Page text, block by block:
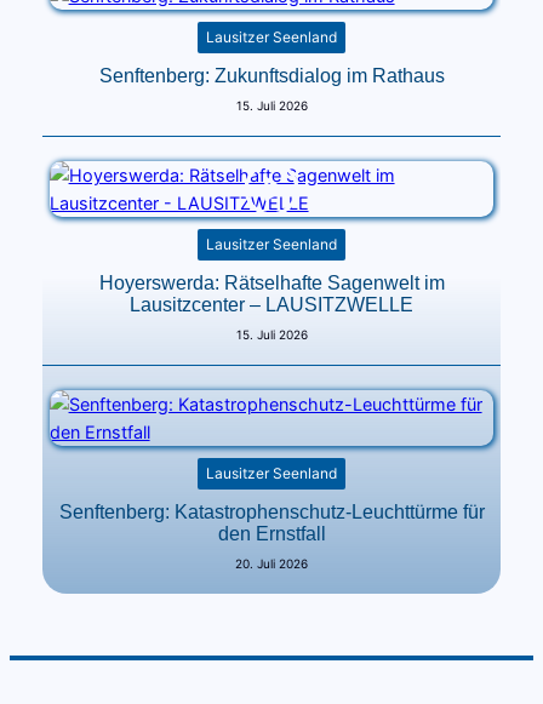
Lausitzer Seenland
Senftenberg: Zukunftsdialog im Rathaus
15. Juli 2026
Lausitzer Seenland
Hoyerswerda: Rätselhafte Sagenwelt im
Lausitzcenter – LAUSITZWELLE
15. Juli 2026
Lausitzer Seenland
Senftenberg: Katastrophenschutz-Leuchttürme für
den Ernstfall
20. Juli 2026